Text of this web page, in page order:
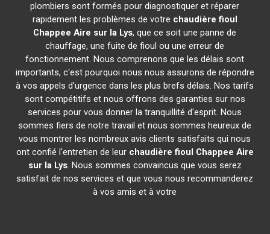
plombiers sont formés pour diagnostiquer et réparer
rapidement les problèmes de votre chaudière fioul
Chappee Aire sur la Lys, que ce soit une panne de
chauffage, une fuite de fioul ou une erreur de
fonctionnement. Nous comprenons que les délais sont
importants, c'est pourquoi nous nous assurons de répondre
à vos appels d'urgence dans les plus brefs délais. Nos tarifs
sont compétitifs et nous offrons des garanties sur nos
services pour vous donner la tranquillité d'esprit. Nous
sommes fiers de notre travail et nous sommes heureux de
vous montrer les nombreux avis clients satisfaits qui nous
ont confié l'entretien de leur chaudière fioul Chappee Aire
sur la Lys. Nous sommes convaincus que vous serez
satisfait de nos services et que vous nous recommanderez
à vos amis et à votre